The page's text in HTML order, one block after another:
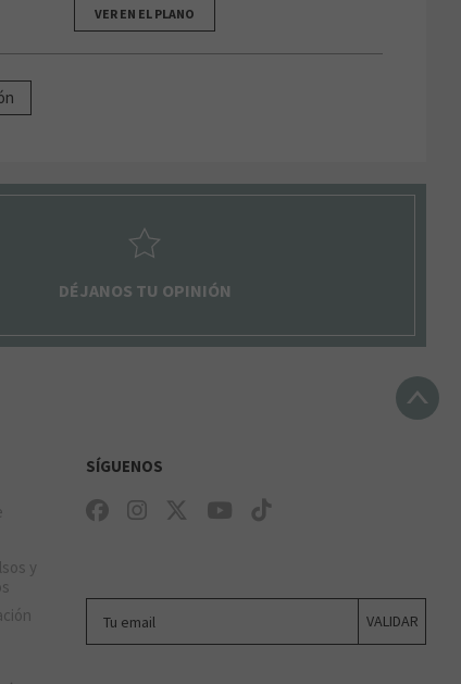
VER EN EL PLANO
DÉJANOS TU OPINIÓN
y
SÍGUENOS
VALIDAR